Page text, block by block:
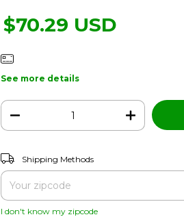
$70.29 USD
See more details
Shipping for zipcode:
Shipping Methods
I don't know my zipcode